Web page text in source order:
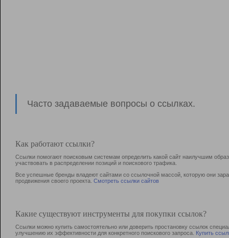
Часто задаваемые вопросы о ссылках.
Как работают ссылки?
Ссылки помогают поисковым системам определить какой сайт наилучшим
участвовать в раcпределении позиций и поискового трафика.
Все успешные бренды владеют сайтами со ссылочной массой, которую они
продвижения своего проекта. Смотреть ссылки сайтов
Какие существуют инструменты для покупки ссылок?
Ссылки можно купить самостоятельно или доверить простановку ссылок
улучшению их эффективности для конкретного поискового запроса. Купить